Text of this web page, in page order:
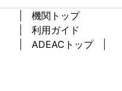
機関トップ
利用ガイド
ADEACトップ